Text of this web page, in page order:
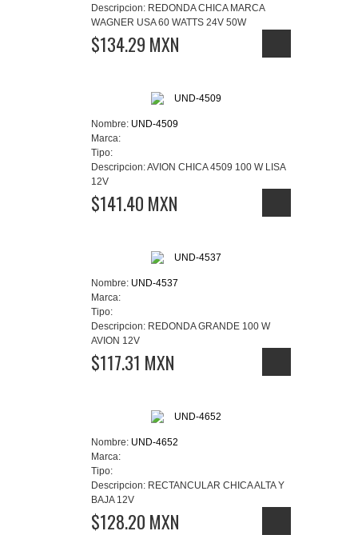
Descripcion: REDONDA CHICA MARCA
WAGNER USA 60 WATTS 24V 50W
$134.29 MXN
Nombre: UND-4509
Marca:
Tipo:
Descripcion:AVION CHICA 4509 100 W LISA
12V
$141.40 MXN
Nombre: UND-4537
Marca:
Tipo:
Descripcion: REDONDA GRANDE 100 W
AVION 12V
$117.31 MXN
Nombre: UND-4652
Marca:
Tipo:
Descripcion: RECTANCULAR CHICA ALTA Y
BAJA 12V
$128.20 MXN